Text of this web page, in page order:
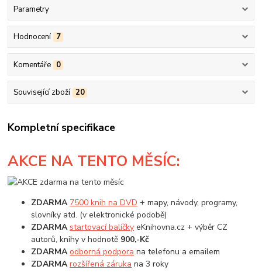
Parametry
Hodnocení 7
Komentáře 0
Související zboží 20
Kompletní specifikace
AKCE NA TENTO MĚSÍC:
ZDARMA 7500 knih na DVD + mapy, návody, programy,
slovníky atd. (v elektronické podobě)
ZDARMA startovací balíčky eKnihovna.cz + výběr CZ
autorů, knihy v hodnotě 900,-Kč
ZDARMA odborná podpora na telefonu a emailem
ZDARMA rozšířená záruka na 3 roky